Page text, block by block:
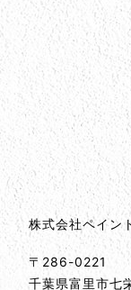
会社情報とサ
会社情報
株式会社ペイン
〒286-0221
千葉県富里市七